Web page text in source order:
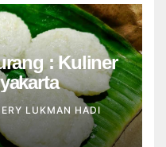
: Kuliner
ERY LUKMAN HADI